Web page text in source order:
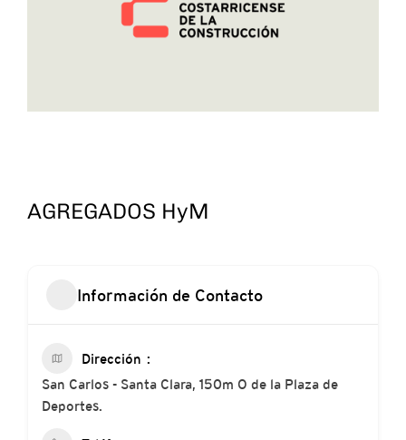
AGREGADOS HyM
Información de Contacto
Dirección
San Carlos - Santa Clara, 150m O de la Plaza de
Deportes.